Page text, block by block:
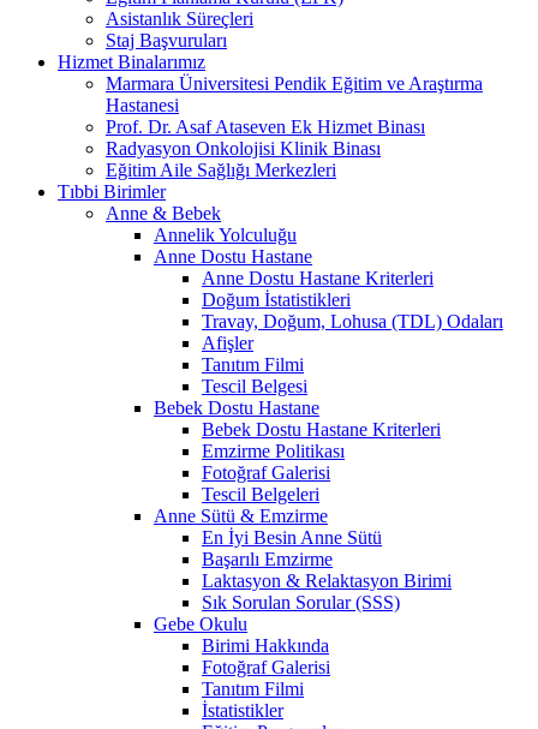
Asistanlık Süreçleri
Staj Başvuruları
Hizmet Binalarımız
Marmara Üniversitesi Pendik Eğitim ve Araştırma
Hastanesi
Prof. Dr. Asaf Ataseven Ek Hizmet Binası
Radyasyon Onkolojisi Klinik Binası
Eğitim Aile Sağlığı Merkezleri
Tıbbi Birimler
Anne & Bebek
Annelik Yolculuğu
Anne Dostu Hastane
Anne Dostu Hastane Kriterleri
Doğum İstatistikleri
Travay, Doğum, Lohusa (TDL) Odaları
Afişler
Tanıtım Filmi
Tescil Belgesi
Bebek Dostu Hastane
Bebek Dostu Hastane Kriterleri
Emzirme Politikası
Fotoğraf Galerisi
Tescil Belgeleri
Anne Sütü & Emzirme
En İyi Besin Anne Sütü
Başarılı Emzirme
Laktasyon & Relaktasyon Birimi
Sık Sorulan Sorular (SSS)
Gebe Okulu
Birimi Hakkında
Fotoğraf Galerisi
Tanıtım Filmi
İstatistikler